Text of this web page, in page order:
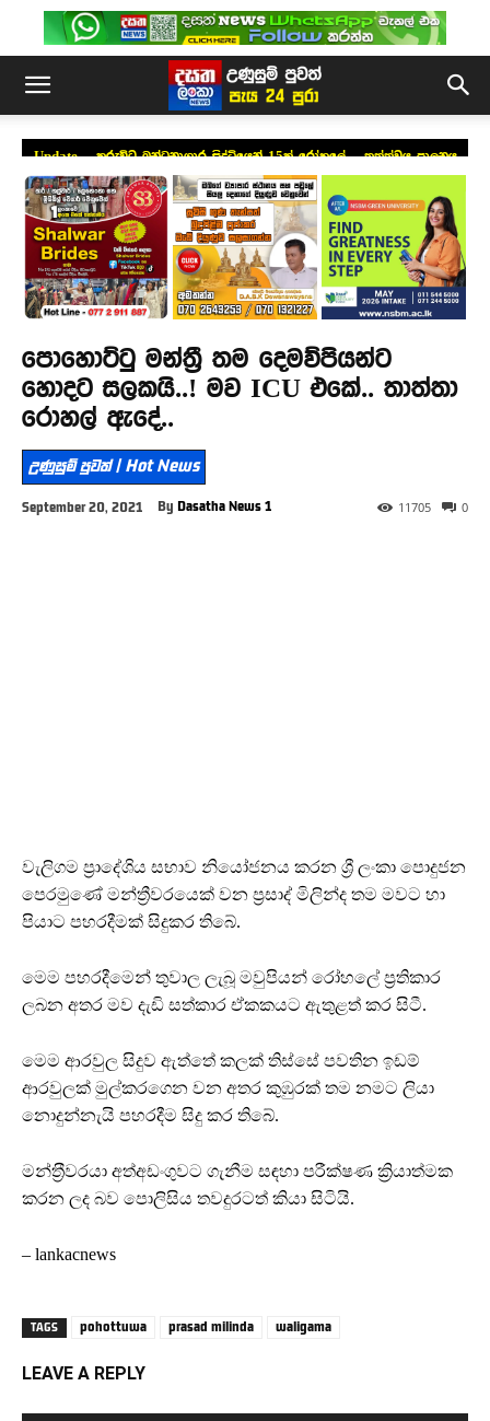
Update – කුරුවිට බන්ධනාගාර සිද්ධියෙන් 15ක් රෝහලේ – තත්ත්වය පාලනය
අවම බලය යොදවලා
පොහොට්ටු මන්ත්‍රී තම දෙමව්පියන්ට
‌‌හොදට සලකයි..! මව ICU එකේ.. තාත්තා
රොහල් ඇදේ..
උණුසුම් පුවත් | Hot News
September 20, 2021 By Dasatha News 1 0
11705
වැලිගම ප්‍රාදේශිය සභාව නියෝජනය කරන ශ්‍රී ලංකා පොදුජන
පෙරමුණේ මන්ත්‍රීවරයෙක් වන ප්‍රසාද් මිලින්ද තම මවට හා
පියාට පහරදීමක් සිදුකර තිබේ.
මෙම පහරදීමෙන් තුවාල ලැබූ මවුපියන් රෝහලේ ප්‍රතිකාර
ලබන අතර මව දැඩි සත්කාර ඒකකයට ඇතුළත් කර සිටී.
මෙම ආරවුල සිදුව ඇත්තේ කලක් තිස්සේ පවතින ඉඩම්
ආරවුලක් මුල්කරගෙන වන අතර කුඹුරක් තම නමට ලියා
නොදුන්නැයි පහරදීම සිදු කර තිබේ.
මන්ත‍්‍රීවරයා අත්අඩංගුවට ගැනීම සඳහා පරීක්ෂණ ක්‍රියාත්මක
කරන ලද බව පොලිසිය තවදුරටත් කියා සිටියි.
– lankacnews
TAGS pohottuwa prasad milinda waligama
LEAVE A REPLY